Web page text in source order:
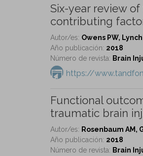
Six-year review
contributing
Autor/es: Owens PW,
Año publicación: 2018
Número de revista: Brain
https://
Functional
traumatic brain
Autor/es: Rosenbaum AM,
Año publicación: 2018
Número de revista: Brain